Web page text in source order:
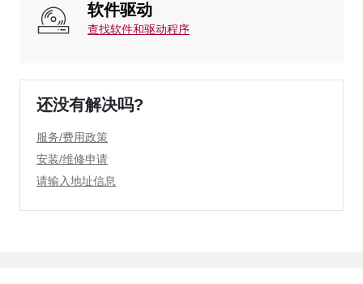
软件驱动
查找软件和驱动程序
还没有解决吗?
服务/费用政策
安装/维修申请
请输入地址信息